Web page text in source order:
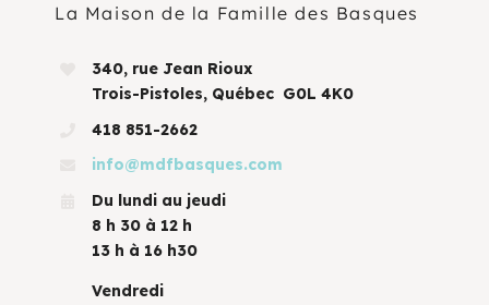
La Maison de la Famille des Basques
340, rue Jean Rioux
Trois-Pistoles, Québec G0L 4K0
418 851-2662
info@mdfbasques.com
Du lundi au jeudi
8 h 30 à 12 h
13 h à 16 h30
Vendredi